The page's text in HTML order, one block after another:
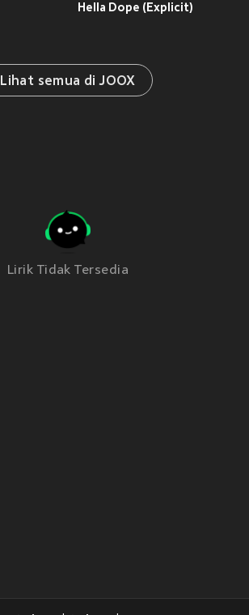
Hella Dope (Explicit)
Lihat semua di JOOX
Lirik Tidak Tersedia